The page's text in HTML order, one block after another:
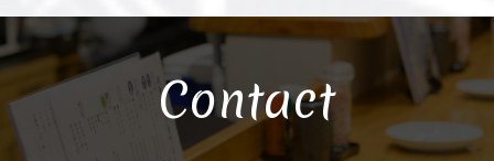
Contact